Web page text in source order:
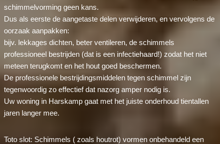
schimmelvorming geen kans.
Dus als eerste de aangetaste delen verwijderen, en vervolgens de
oorzaak aanpakken:
bijv. lekkages dichten, beter ventileren, de schimmels
professioneel bestrijden (dat is een infectiehaard!) zodat het niet
meteen terugkomt en het hout goed beschermen.
De professionele bestrijdingsmiddelen tegen schimmel zijn
tegenwoordig zo effectief dat nazorg amper nodig is.
Uw woning in Harskamp gaat met het juiste onderhoud tientallen
jaren langer mee.
Toto slot: Schimmels ( zoals houtrot) vormen onbehandeld een